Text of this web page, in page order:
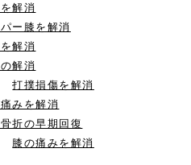
解消
ー膝を解消
解消
解消
打撲損傷を解消
みを解消
折の早期回復
膝の痛みを解消